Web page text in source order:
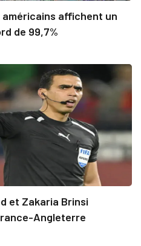
américains affichent un
de 99,7%
et Zakaria Brinsi
Angleterre